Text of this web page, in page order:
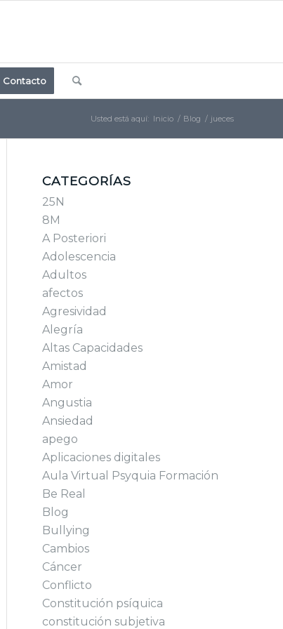
Contacto
Usted está aquí: Inicio / Blog / jueces
CATEGORÍAS
25N
8M
A Posteriori
Adolescencia
Adultos
afectos
Agresividad
Alegría
Altas Capacidades
Amistad
Amor
Angustia
Ansiedad
apego
Aplicaciones digitales
Aula Virtual Psyquia Formación
Be Real
Blog
Bullying
Cambios
Cáncer
Conflicto
Constitución psíquica
constitución subjetiva